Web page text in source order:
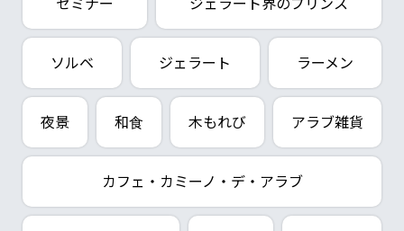
セミナー ジェラート界のプリンス
ソルベ ジェラート ラーメン
夜景 和食 木もれび アラブ雑貨
カフェ・カミーノ・デ・アラブ